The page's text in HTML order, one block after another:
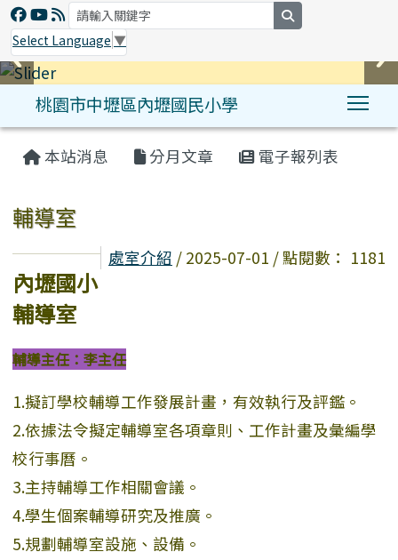
Select Language ▼
桃園市中壢區內壢國民小學
:::
本站消息 分月文章 電子報列表
輔導室
處室介紹 / 2025-07-01 / 點閱數： 1181
內壢國小
輔導室
輔導主任：李主任
1.擬訂學校輔導工作發展計畫，有效執行及評鑑。
2.依據法令擬定輔導室各項章則、工作計畫及彙編學
校行事曆。
3.主持輔導工作相關會議。
4.學生個案輔導研究及推廣。
5.規劃輔導室設施、設備。